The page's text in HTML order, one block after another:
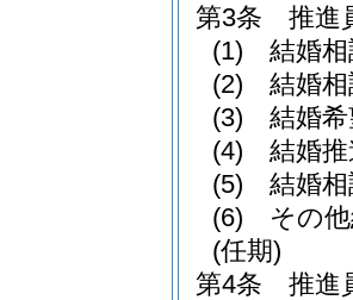
第3条
推進
(1)
結婚
(2)
結婚
(3)
結婚
(4)
結婚
(5)
結婚
(6)
その
(任期)
第4条
推進